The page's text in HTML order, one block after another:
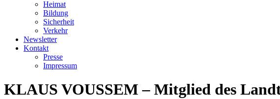
Heimat
Bildung
Sicherheit
Verkehr
Newsletter
Kontakt
Presse
Impressum
KLAUS VOUSSEM – Mitglied des